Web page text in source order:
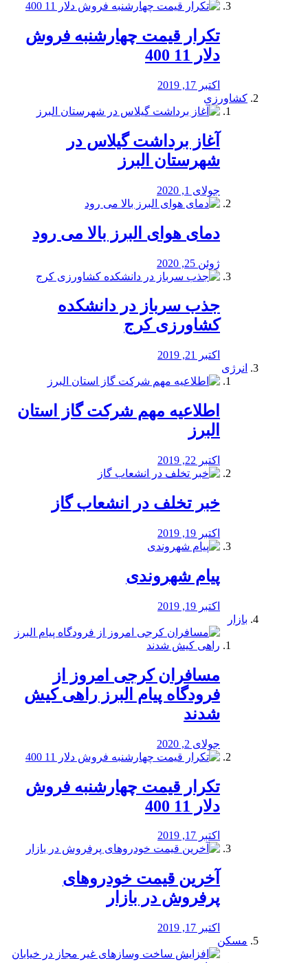
تکرار قیمت چهارشنبه فروش
دلار 11 400
اکتبر 17, 2019
کشاورزی
آغاز برداشت گیلاس در
شهرستان البرز
جولای 1, 2020
دمای هوای البرز بالا می رود
ژوئن 25, 2020
جذب سرباز در دانشکده
کشاورزی کرج
اکتبر 21, 2019
انرژی
️اطلاعیه مهم شرکت گاز استان
البرز
اکتبر 22, 2019
خبر تخلف در انشعاب گاز
اکتبر 19, 2019
پیام شهروندی
اکتبر 19, 2019
بازار
مسافران کرجی امروز از
فرودگاه پیام البرز راهی کیش
شدند
جولای 2, 2020
تکرار قیمت چهارشنبه فروش
دلار 11 400
اکتبر 17, 2019
آخرین قیمت خودرو‌های
پرفروش در بازار
اکتبر 17, 2019
مسکن